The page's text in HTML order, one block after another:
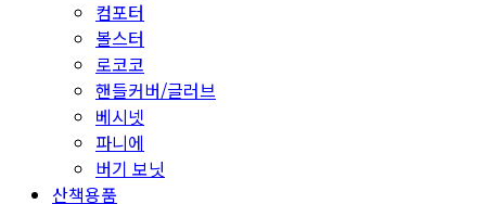
컴포터
볼스터
로코코
핸들커버/글러브
베시넷
파니에
버기 보닛
산책용품